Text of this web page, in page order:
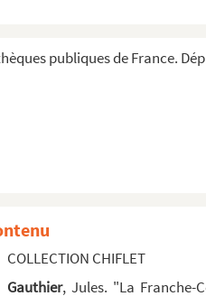
publiques de France.
Mauris, en qualité de créan...
de 200,000 francs de ...
par les amodiataires des sa...
duc Philippe le Hardi de l...
de Langres et ensuite ...
COLLECTION CHIFLET
Gauthier, Jules. "La Franche-